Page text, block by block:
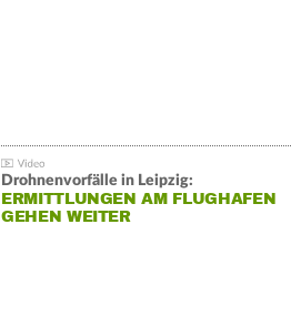
Drohnenvorfälle in Leipzig:
ERMITTLUNGEN AM FLUGHAFEN
GEHEN WEITER